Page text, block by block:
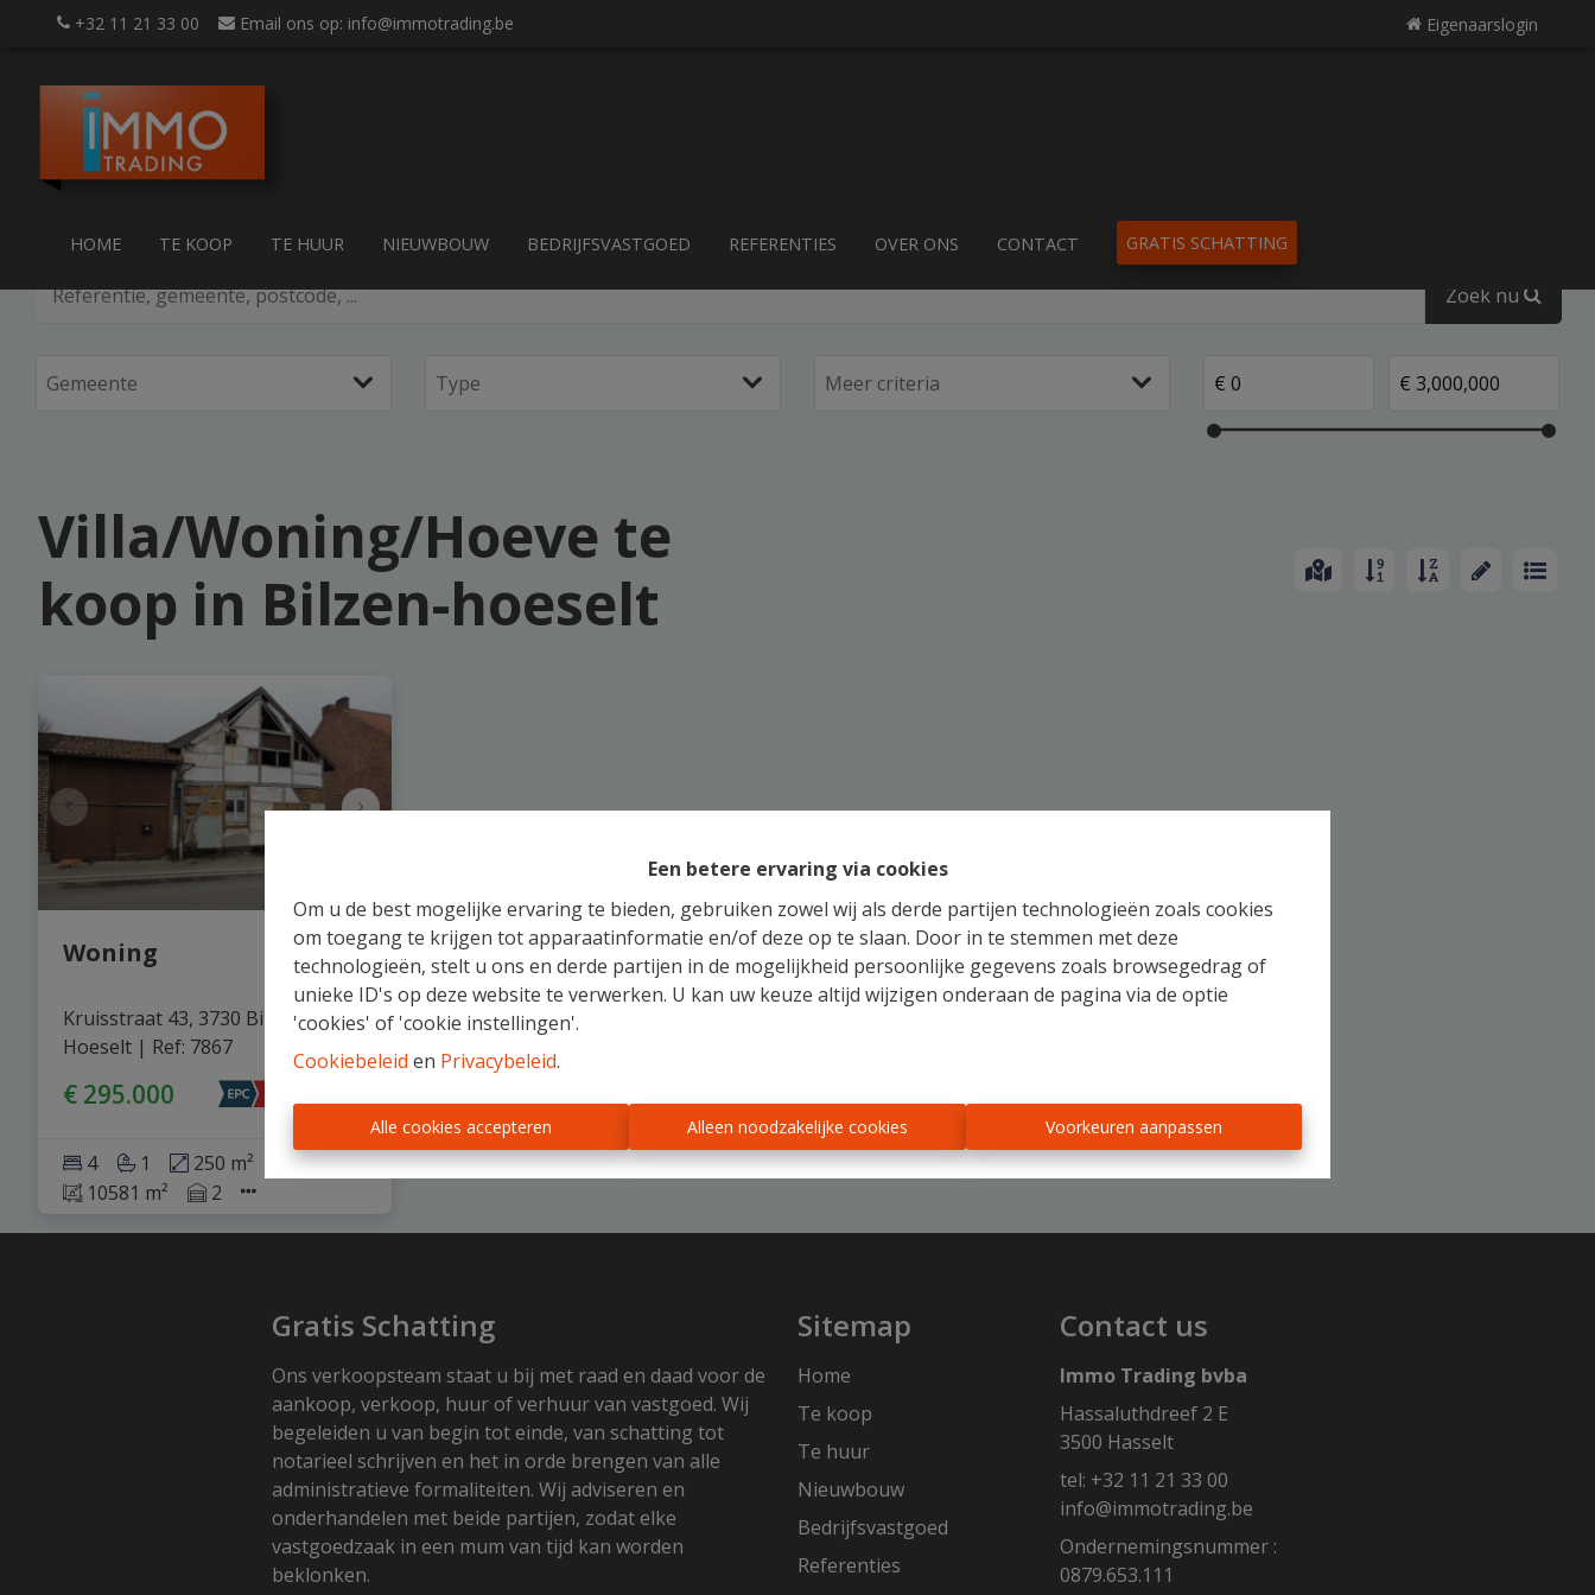
Een betere ervaring via cookies
Om u de best mogelijke ervaring te bieden, gebruiken zowel wij als derde partijen technologieën zoals cookies
om toegang te krijgen tot apparaatinformatie en/of deze op te slaan. Door in te stemmen met deze
technologieën, stelt u ons en derde partijen in de mogelijkheid persoonlijke gegevens zoals browsegedrag of
unieke ID's op deze website te verwerken. U kan uw keuze altijd wijzigen onderaan de pagina via de optie
'cookies' of 'cookie instellingen'.
Cookiebeleid en Privacybeleid.
Alle cookies accepteren Alleen noodzakelijke cookies Voorkeuren aanpassen
+32 11 21 33 00 Email ons op: info@immotrading.be Eigenaarslogin
HOME TE KOOP TE HUUR NIEUWBOUW BEDRIJFSVASTGOED REFERENTIES OVER ONS CONTACT GRATIS SCHATTING
Zoek nu
Villa/Woning/Hoeve te
koop in Bilzen-hoeselt
Woning
Kruisstraat 43, 3730 Bilzen-
Hoeselt | Ref: 7867
€ 295.000
4 1
250 m²
10581 m²
2
Gratis Schatting
Ons verkoopsteam staat u bij met raad en daad voor de
aankoop, verkoop, huur of verhuur van vastgoed. Wij
begeleiden u van begin tot einde, van schatting tot
notarieel schrijven en het in orde brengen van alle
administratieve formaliteiten. Wij adviseren en
onderhandelen met beide partijen, zodat elke
vastgoedzaak in een mum van tijd kan worden
beklonken.
Sitemap
Home
Te koop
Te huur
Nieuwbouw
Bedrijfsvastgoed
Referenties
Contact us
Immo Trading bvba
Hassaluthdreef 2 E
3500 Hasselt
tel: +32 11 21 33 00
info@immotrading.be
Ondernemingsnummer :
0879.653.111